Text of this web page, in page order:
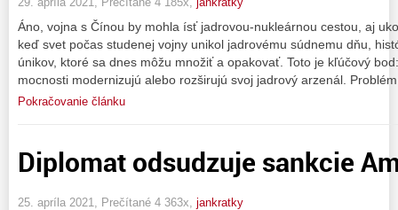
Áno, vojna s Čínou by mohla ísť jadrovou-nukleárnou cestou, aj
keď svet počas studenej vojny unikol jadrovému súdnemu dňu,
únikov, ktoré sa dnes môžu množiť a opakovať. Toto je kľúčový
mocnosti modernizujú alebo rozširujú svoj jadrový arzenál.
Pokračovanie článku
Diplomat odsudzuje sankcie
25. apríla 2021, Prečítané 4 363x, jankratky